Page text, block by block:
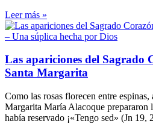
Leer más »
Las apariciones del Sagrado
Santa Margarita
Como las rosas florecen entre espinas,
Margarita María Alacoque prepararon
había reservado ¡«Tengo sed» (Jn 19,